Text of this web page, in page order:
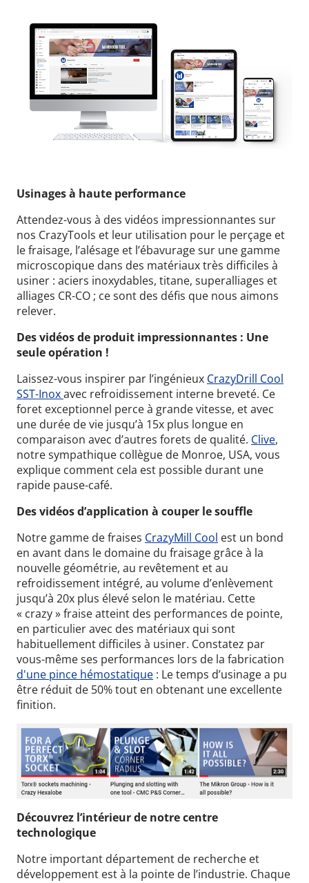
Usinages à haute performance
Attendez-vous à des vidéos impressionnantes sur
nos CrazyTools et leur utilisation pour le perçage et
le fraisage, l’alésage et l’ébavurage sur une gamme
microscopique dans des matériaux très difficiles à
usiner : aciers inoxydables, titane, superalliages et
alliages CR-CO ; ce sont des défis que nous aimons
relever.
Des vidéos de produit impressionnantes : Une
seule opération !
Laissez-vous inspirer par l’ingénieux CrazyDrill Cool
SST-Inoxavec refroidissement interne breveté. Ce
foret exceptionnel perce à grande vitesse, et avec
une durée de vie jusqu’à 15x plus longue en
comparaison avec d’autres forets de qualité. Clive,
notre sympathique collègue de Monroe, USA, vous
explique comment cela est possible durant une
rapide pause-café.
Des vidéos d’application à couper le souffle
Notre gamme de fraises CrazyMill Cool est un bond
en avant dans le domaine du fraisage grâce à la
nouvelle géométrie, au revêtement et au
refroidissement intégré, au volume d’enlèvement
jusqu’à 20x plus élevé selon le matériau. Cette
« crazy » fraise atteint des performances de pointe,
en particulier avec des matériaux qui sont
habituellement difficiles à usiner. Constatez par
vous-même ses performances lors de la fabrication
d'une pince hémostatique : Le temps d’usinage a pu
être réduit de 50% tout en obtenant une excellente
finition.
Découvrez l’intérieur de notre centre
technologique
Notre important département de recherche et
développement est à la pointe de l’industrie. Chaque